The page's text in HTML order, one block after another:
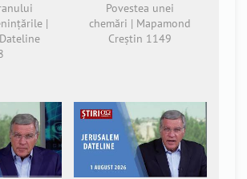
|
Povestea unei
chemări | Mapamond
Creștin 1149